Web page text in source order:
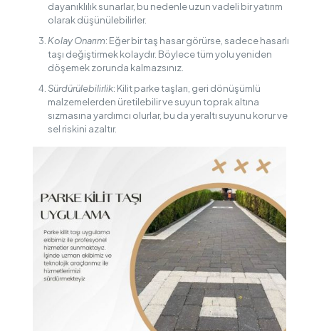
dayanıklılık sunarlar, bu nedenle uzun vadeli bir yatırım
olarak düşünülebilirler.
Kolay Onarım: Eğer bir taş hasar görürse, sadece hasarlı
taşı değiştirmek kolaydır. Böylece tüm yolu yeniden
döşemek zorunda kalmazsınız.
Sürdürülebilirlik: Kilit parke taşları, geri dönüşümlü
malzemelerden üretilebilir ve suyun toprak altına
sızmasına yardımcı olurlar, bu da yeraltı suyunu korur ve
sel riskini azaltır.